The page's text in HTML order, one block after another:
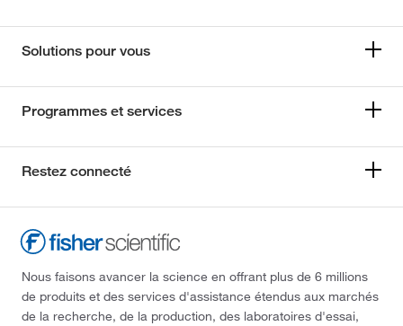
Solutions pour vous
Programmes et services
Restez connecté
Nous faisons avancer la science en offrant plus de 6 millions
de produits et des services d'assistance étendus aux marchés
de la recherche, de la production, des laboratoires d'essai,